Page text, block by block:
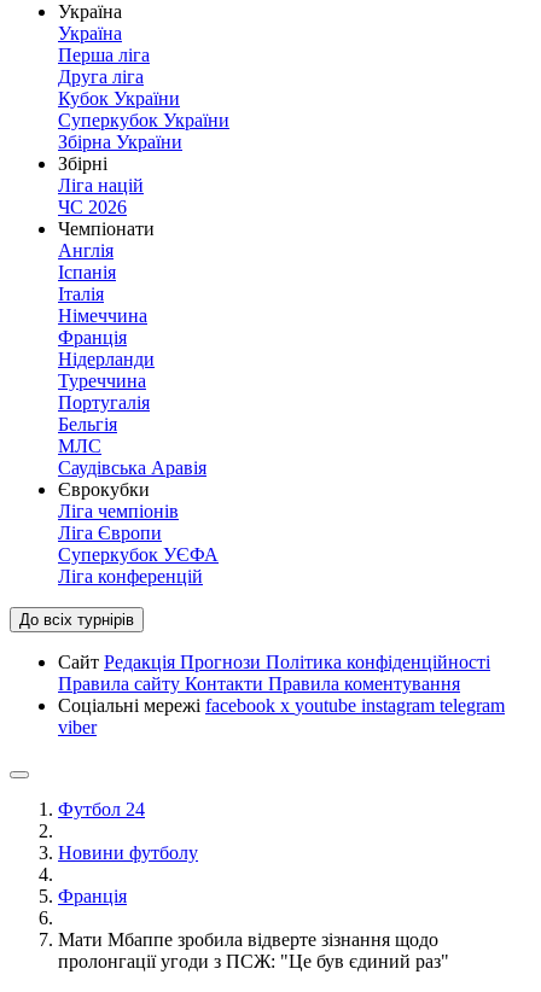
Україна
Україна
Перша ліга
Друга ліга
Кубок України
Суперкубок України
Збірна України
Збірні
Ліга націй
ЧС 2026
Чемпіонати
Англія
Іспанія
Італія
Німеччина
Франція
Нідерланди
Туреччина
Португалія
Бельгія
МЛС
Саудівська Аравія
Єврокубки
Ліга чемпіонів
Ліга Європи
Суперкубок УЄФА
Ліга конференцій
До всіх турнірів
Сайт Редакція Прогнози Політика конфіденційності
Правила сайту Контакти Правила коментування
Соціальні мережі facebook x youtube instagram telegram
viber
Футбол 24
Новини футболу
Франція
Мати Мбаппе зробила відверте зізнання щодо
пролонгації угоди з ПСЖ: "Це був єдиний раз"